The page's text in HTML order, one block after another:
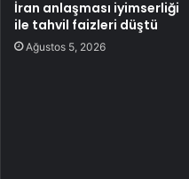
İran anlaşması iyimserliği
ile tahvil faizleri düştü
Ağustos 5, 2026